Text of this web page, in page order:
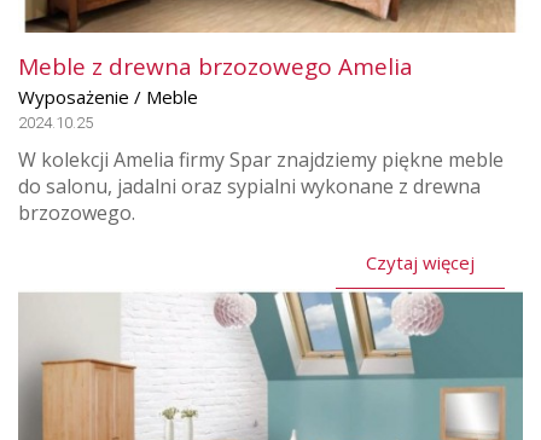
Meble z drewna brzozowego Amelia
Wyposażenie / Meble
2024.10.25
W kolekcji Amelia firmy Spar znajdziemy piękne meble
do salonu, jadalni oraz sypialni wykonane z drewna
brzozowego.
Czytaj więcej